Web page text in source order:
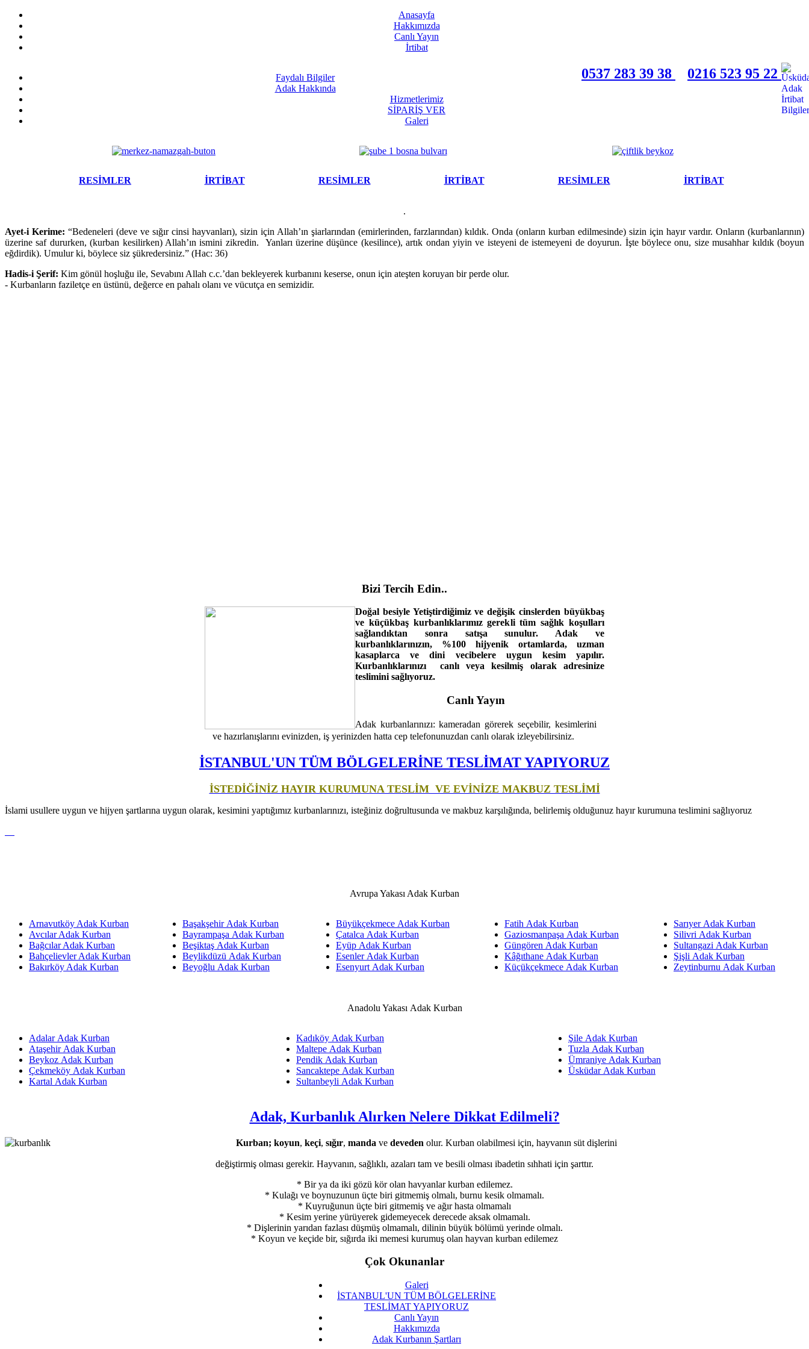
Anasayfa
Hakkımızda
Canlı Yayın
İrtibat
0537 283 39 38 0216 523 95 22
Faydalı Bilgiler
Adak Hakkında
Hizmetlerimiz
SİPARİŞ VER
Galeri
RESİMLER İRTİBAT RESİMLER İRTİBAT RESİMLER İRTİBAT
.
Ayet-i Kerime: “Bedeneleri (deve ve sığır cinsi hayvanları), sizin için Allah’ın şiarlarından (emirlerinden, farzlarından) kıldık. Onda (onların kurban edilmesinde) sizin için hayır vardır. Onların (kurbanlarının)
üzerine saf dururken, (kurban kesilirken) Allah’ın ismini zikredin. Yanları üzerine düşünce (kesilince), artık ondan yiyin ve isteyeni de istemeyeni de doyurun. İşte böylece onu, size musahhar kıldık (boyun
eğdirdik). Umulur ki, böylece siz şükredersiniz.” (Hac: 36)
Hadis-i Şerif: Kim gönül hoşluğu ile, Sevabını Allah c.c.’dan bekleyerek kurbanını keserse, onun için ateşten koruyan bir perde olur.
- Kurbanların faziletçe en üstünü, değerce en pahalı olanı ve vücutça en semizidir.
Bizi Tercih Edin..
Doğal besiyle Yetiştirdiğimiz ve değişik cinslerden büyükbaş
ve küçükbaş kurbanlıklarımız gerekli tüm sağlık koşulları
sağlandıktan sonra satışa sunulur. Adak ve
kurbanlıklarınızın, %100 hijyenik ortamlarda, uzman
kasaplarca ve dini vecibelere uygun kesim yapılır.
Kurbanlıklarınızı canlı veya kesilmiş olarak adresinize
teslimini sağlıyoruz.
Canlı Yayın
Adak kurbanlarınızı: kameradan görerek seçebilir, kesimlerini
ve hazırlanışlarını evinizden, iş yerinizden hatta cep telefonunuzdan canlı olarak izleyebilirsiniz.
İSTANBUL'UN TÜM BÖLGELERİNE TESLİMAT YAPIYORUZ
İSTEDİĞİNİZ HAYIR KURUMUNA TESLİM VE EVİNİZE MAKBUZ TESLİMİ
İslami usullere uygun ve hijyen şartlarına uygun olarak, kesimini yaptığımız kurbanlarınızı, isteğiniz doğrultusunda ve makbuz karşılığında, belirlemiş olduğunuz hayır kurumuna teslimini sağlıyoruz
Avrupa Yakası Adak Kurban
Arnavutköy Adak Kurban
Avcılar Adak Kurban
Bağcılar Adak Kurban
Bahçelievler Adak Kurban
Bakırköy Adak Kurban
Başakşehir Adak Kurban
Bayrampaşa Adak Kurban
Beşiktaş Adak Kurban
Beylikdüzü Adak Kurban
Beyoğlu Adak Kurban
Büyükçekmece Adak Kurban
Çatalca Adak Kurban
Eyüp Adak Kurban
Esenler Adak Kurban
Esenyurt Adak Kurban
Fatih Adak Kurban
Gaziosmanpaşa Adak Kurban
Güngören Adak Kurban
Kâğıthane Adak Kurban
Küçükçekmece Adak Kurban
Sarıyer Adak Kurban
Silivri Adak Kurban
Sultangazi Adak Kurban
Şişli Adak Kurban
Zeytinburnu Adak Kurban
Anadolu Yakası Adak Kurban
Adalar Adak Kurban
Ataşehir Adak Kurban
Beykoz Adak Kurban
Çekmeköy Adak Kurban
Kartal Adak Kurban
Kadıköy Adak Kurban
Maltepe Adak Kurban
Pendik Adak Kurban
Sancaktepe Adak Kurban
Sultanbeyli Adak Kurban
Şile Adak Kurban
Tuzla Adak Kurban
Ümraniye Adak Kurban
Üsküdar Adak Kurban
Adak, Kurbanlık Alırken Nelere Dikkat Edilmeli?
Kurban; koyun, keçi, sığır, manda ve deveden olur. Kurban olabilmesi için, hayvanın süt dişlerini
değiştirmiş olması gerekir. Hayvanın, sağlıklı, azaları tam ve besili olması ibadetin sıhhati için şarttır.
* Bir ya da iki gözü kör olan havyanlar kurban edilemez.
* Kulağı ve boynuzunun üçte biri gitmemiş olmalı, burnu kesik olmamalı.
* Kuyruğunun üçte biri gitmemiş ve ağır hasta olmamalı
* Kesim yerine yürüyerek gidemeyecek derecede aksak olmamalı.
* Dişlerinin yarıdan fazlası düşmüş olmamalı, dilinin büyük bölümü yerinde olmalı.
* Koyun ve keçide bir, sığırda iki memesi kurumuş olan hayvan kurban edilemez
Çok Okunanlar
Galeri
İSTANBUL'UN TÜM BÖLGELERİNE
TESLİMAT YAPIYORUZ
Canlı Yayın
Hakkımızda
Adak Kurbanın Şartları